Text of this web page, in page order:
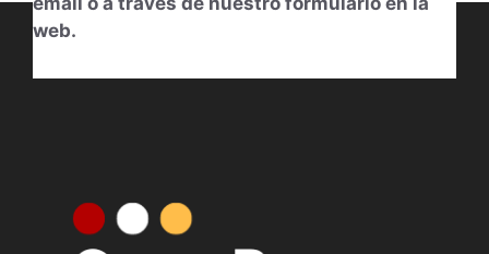
web.
De Lunes a Viernes de 11.00 h. a 14.00 h.